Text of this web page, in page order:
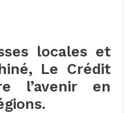
locales et
Le Crédit
l’avenir en